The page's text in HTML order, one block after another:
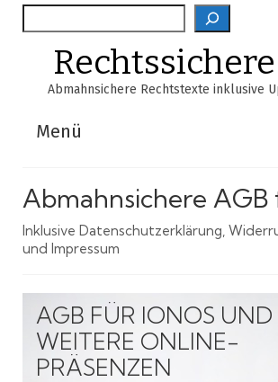
Suche
Rechtssichere
Abmahnsichere Rechtstexte inklusive
Menü
EasyScan
FAQ
Über Uns
Warenkorb
Abmahnsichere AGB
Inklusive Datenschutzerklärung,
und Impressum
AGB FÜR IONOS UND
WEITERE ONLINE-
PRÄSENZEN